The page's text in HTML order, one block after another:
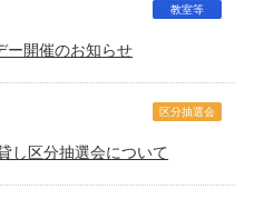
教室等
ー開催のお知らせ
区分抽選会
し区分抽選会について